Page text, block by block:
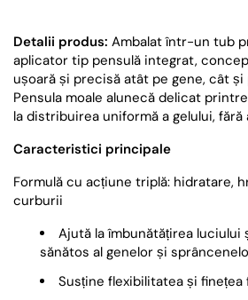
Detalii produs: Ambalat într-un tub
aplicator tip pensulă integrat,
ușoară și precisă atât pe gene, cât
Pensula moale alunecă delicat
la distribuirea uniformă a gelului,
Caracteristici principale
Formulă cu acțiune triplă: hidratare,
curburii
Ajută la îmbunătățirea luciului
sănătos al genelor și
Susține flexibilitatea și finețea